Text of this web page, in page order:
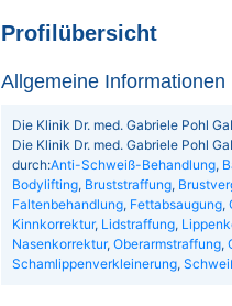
Profilübersicht
Allgemeine Informationen
Die Klinik Dr. med. Gabriele Pohl
Die Klinik Dr. med. Gabriele Pohl
durch:Anti-Schweiß-Behandlung,
Bodylifting, Bruststraffung,
Faltenbehandlung, Fettabsaugung,
Kinnkorrektur, Lidstraffung,
Nasenkorrektur, Oberarmstraffung,
Schamlippenverkleinerung,